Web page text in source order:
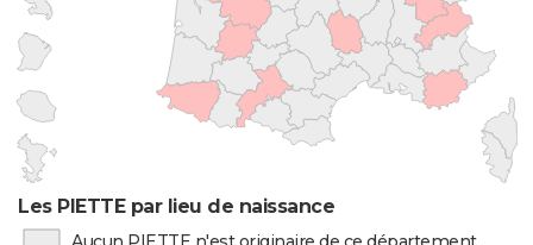
Les PIETTE par lieu de naissance